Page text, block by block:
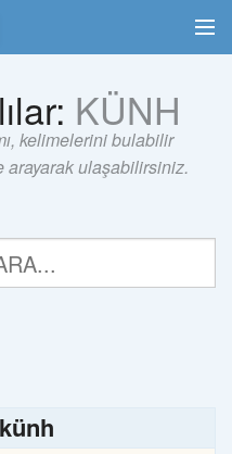
KÜNH
kelimelerini bulabilir
arayarak ulaşabilirsiniz.
künh